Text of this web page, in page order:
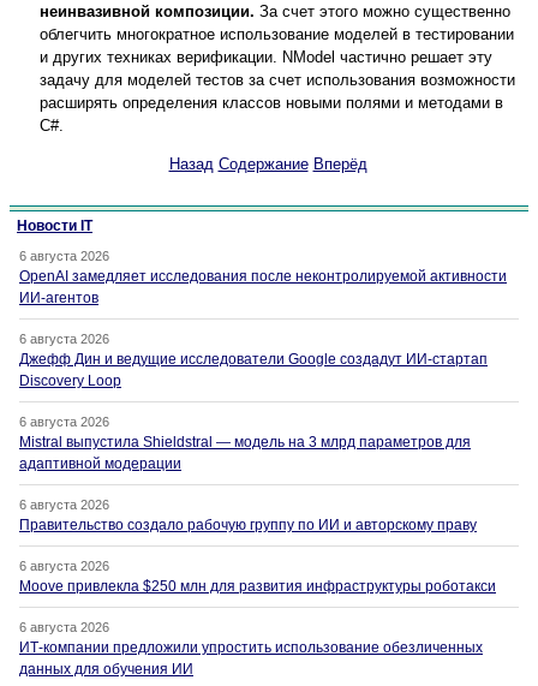
неинвазивной композиции. За счет этого можно существенно
облегчить многократное использование моделей в тестировании
и других техниках верификации. NModel частично решает эту
задачу для моделей тестов за счет использования возможности
расширять определения классов новыми полями и методами в
C#.
Назад Содержание Вперёд
Новости IT
6 августа 2026
OpenAI замедляет исследования после неконтролируемой активности
ИИ-агентов
6 августа 2026
Джефф Дин и ведущие исследователи Google создадут ИИ-стартап
Discovery Loop
6 августа 2026
Mistral выпустила Shieldstral — модель на 3 млрд параметров для
адаптивной модерации
6 августа 2026
Правительство создало рабочую группу по ИИ и авторскому праву
6 августа 2026
Moove привлекла $250 млн для развития инфраструктуры роботакси
6 августа 2026
ИТ-компании предложили упростить использование обезличенных
данных для обучения ИИ